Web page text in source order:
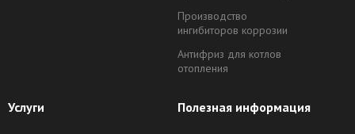
Производство
ингибиторов коррозии
Антифриз для котлов
отопления
Услуги Полезная информация